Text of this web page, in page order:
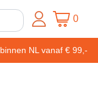
0
NL vanaf € 99,-